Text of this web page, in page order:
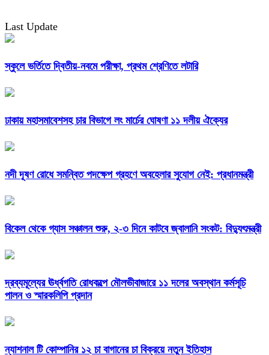
Last Update
স্কুলে ভর্তিতে দ্বিতীয়-নবমে পরীক্ষা, প্রথম শ্রেণিতে লটারি
ঢাকায় মহাসমাবেশসহ চার বিভাগে লং মার্চের ঘোষণা ১১ দলীয় ঐক্যের
নদী দূষণ রোধে সমন্বিত পদক্ষেপ গ্রহণে অবহেলার সুযোগ নেই: প্রধানমন্ত্রী
বিকেল থেকে গ্যাস সঞ্চালন শুরু, ২-৩ দিনে কাটবে জ্বালানি সংকট: বিদ্যুৎমন্ত্রী
দ্রব্যমূল্যের ঊর্ধ্বগতি রোধকল্পে মৌলভীবাজারে ১১ দলের অবস্থান কর্মসূচি
পালন ও স্মারকলিপি প্রদান
ন্যাশনাল টি কোম্পানির ১২ চা বাগানের চা বিক্রয়ে নতুন ইতিহাস